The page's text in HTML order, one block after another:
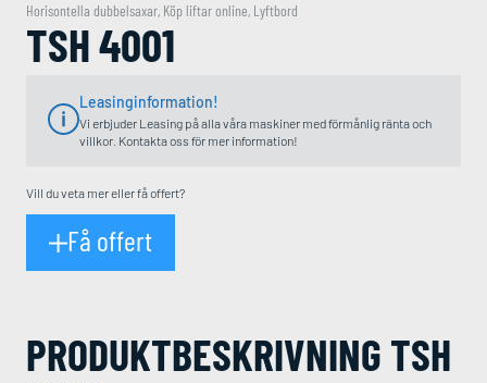
Horisontella dubbelsaxar, Köp liftar online, Lyftbord
TSH 4001
Leasinginformation!
Vi erbjuder Leasing på alla våra maskiner med förmånlig ränta och
villkor. Kontakta oss för mer information!
Vill du veta mer eller få offert?
Få offert
PRODUKT­BESKRIVNING TSH